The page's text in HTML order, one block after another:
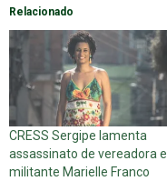
Relacionado
CRESS Sergipe lamenta
assassinato de vereadora e
militante Marielle Franco